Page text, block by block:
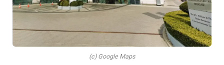
(c) Google Maps